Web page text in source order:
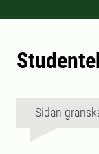
Sidan